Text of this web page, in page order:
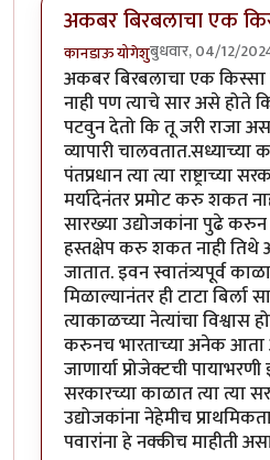
अकबर बिरबलाचा एक
कानडाऊ योगेशुबुधवार, 04/12/
अकबर बिरबलाचा एक
नाही पण त्याचे सार असे होते
पटवुन देतो कि तू जरी राजा
व्यापारी चालवतात.सध्याच्या
पंतप्रधान त्या त्या राष्ट्राच्या
मर्यादेनंतर प्रमोट करु शकत
सारख्या उद्योजकांना पुढे
हस्तक्षेप करु शकत नाही
जातात. इवन स्वातंत्र्यपूर्व
मिळाल्यानंतर ही टाटा बिर्ला
त्याकाळच्या नेत्यांचा विश्वास
करुनच भारताच्या अनेक आता
जाणार्या प्रोजेक्टची
सरकारच्या काळात त्या त्या
उद्योजकांना नेहेमीच
पवारांना हे नक्कीच माहीती